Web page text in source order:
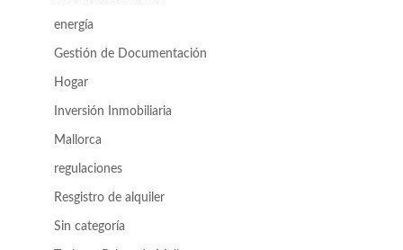
energía
Gestión de Documentación
Hogar
Inversión Inmobiliaria
Mallorca
regulaciones
Resgistro de alquiler
Sin categoría